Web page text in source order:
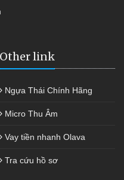
Other link
Ngựa Thái Chính Hãng
Micro Thu Âm
Vay tiền nhanh Olava
Tra cứu hồ sơ